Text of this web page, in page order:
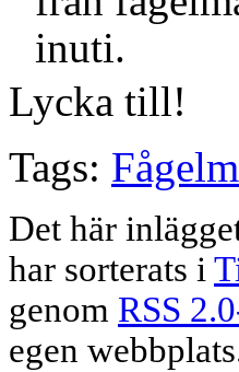
inuti.
Lycka till!
Tags:
Det här
har sorterats i
genom RSS
egen